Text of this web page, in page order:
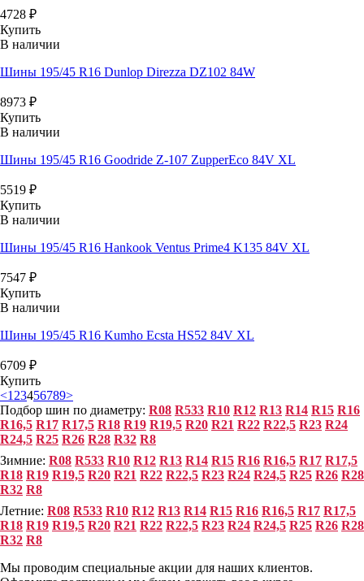
4728 ₽
Купить
В наличии
Шины 195/45 R16 Dunlop Direzza DZ102 84W
8973 ₽
Купить
В наличии
Шины 195/45 R16 Goodride Z-107 ZupperEco 84V XL
5519 ₽
Купить
В наличии
Шины 195/45 R16 Hankook Ventus Prime4 K135 84V XL
7547 ₽
Купить
В наличии
Шины 195/45 R16 Kumho Ecsta HS52 84V XL
6709 ₽
Купить
<1 23456789>
Подбор шин по диаметру: R08 R533 R10 R12 R13 R14 R15 R16
R16,5 R17 R17,5 R18 R19 R19,5 R20 R21 R22 R22,5 R23 R24
R24,5 R25 R26 R28 R32 R8
Зимние: R08 R533 R10 R12 R13 R14 R15 R16 R16,5 R17 R17,5
R18 R19 R19,5 R20 R21 R22 R22,5 R23 R24 R24,5 R25 R26 R28
R32 R8
Летние: R08 R533 R10 R12 R13 R14 R15 R16 R16,5 R17 R17,5
R18 R19 R19,5 R20 R21 R22 R22,5 R23 R24 R24,5 R25 R26 R28
R32 R8
Мы проводим специальные акции для наших клиентов.